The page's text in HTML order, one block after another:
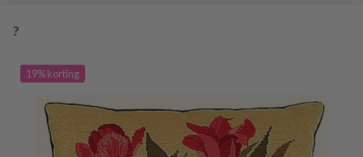
?
19% korting